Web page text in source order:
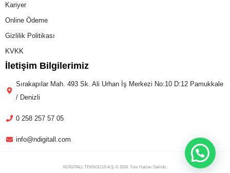
Kariyer
Online Ödeme
Gizlilik Politikası
KVKK
İletişim Bilgilerimiz
Sırakapılar Mah. 493 Sk. Ali Urhan İş Merkezi No:10 D:12 Pamukkale
/ Denizli
0 258 257 57 05
info@ndigitall.com
NDİGİTALL TEKNOLOJİ A.Ş. © 2024. Tüm Hakları Saklıdır.